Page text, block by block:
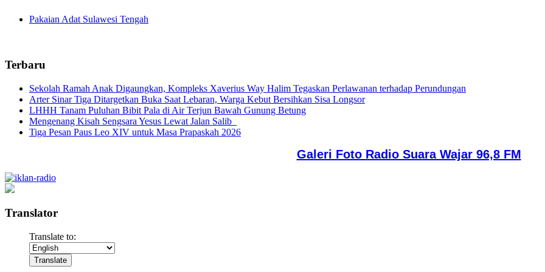
Pakaian Adat Sulawesi Tengah
Terbaru
Sekolah Ramah Anak Digaungkan, Kompleks Xaverius Way Halim Tegaskan Perlawanan terhadap Perundungan
Arter Sinar Tiga Ditargetkan Buka Saat Lebaran, Warga Kebut Bersihkan Sisa Longsor
LHHH Tanam Puluhan Bibit Pala di Air Terjun Bawah Gunung Betung
Mengenang Kisah Sengsara Yesus Lewat Jalan Salib
Tiga Pesan Paus Leo XIV untuk Masa Prapaskah 2026
Galeri Foto Radio Suara Wajar 96,8 FM
Translator
Translate to: